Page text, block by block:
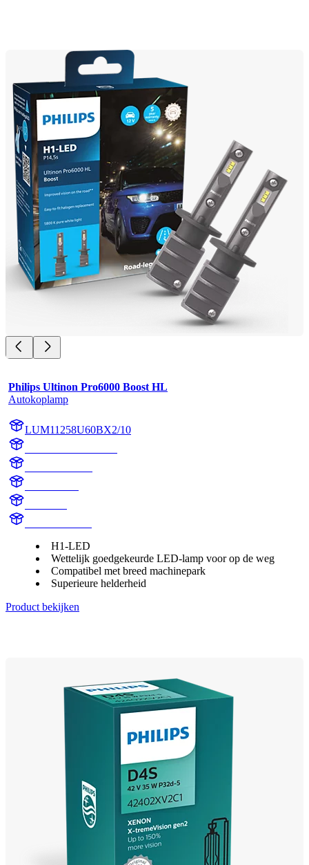
Philips Ultinon Pro6000 Boost HL
Autokoplamp
LUM11258U60BX2/10
H1-LED
Wettelijk goedgekeurde LED-lamp voor op de weg
Compatibel met breed machinepark
Superieure helderheid
Product bekijken